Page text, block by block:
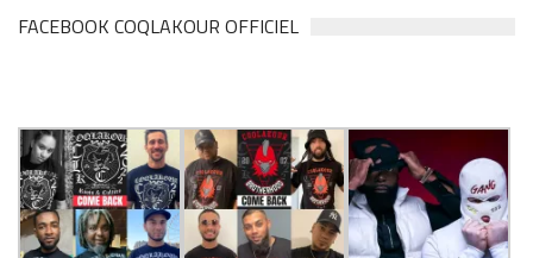
FACEBOOK COQLAKOUR OFFICIEL